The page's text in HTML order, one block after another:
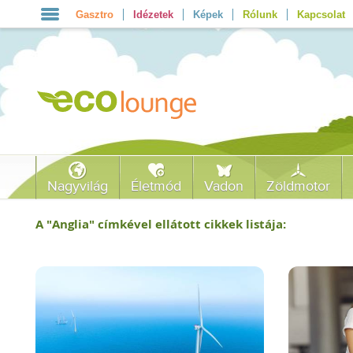
Gasztro Idézetek Képek Rólunk Kapcsolat
Nagyvilág Életmód Vadon Zöldmotor
A "Anglia" címkével ellátott cikkek listája: